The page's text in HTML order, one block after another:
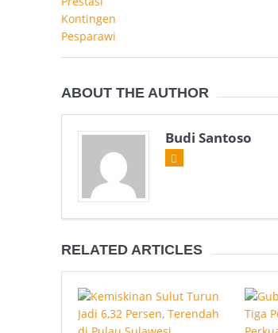
ABOUT THE AUTHOR
Budi Santoso
RELATED ARTICLES